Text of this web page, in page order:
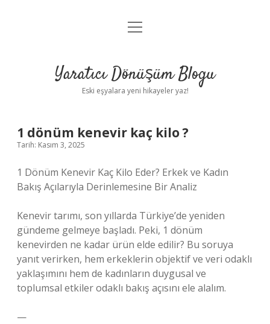
Anasayfa
Yasal Uyarı
menüyü
Yaratıcı Dönüşüm Blogu
Eski eşyalara yeni hikayeler yaz!
1 dönüm kenevir kaç kilo ?
Tarih: Kasım 3, 2025
1 Dönüm Kenevir Kaç Kilo Eder? Erkek ve Kadın
Bakış Açılarıyla Derinlemesine Bir Analiz
Kenevir tarımı, son yıllarda Türkiye’de yeniden
gündeme gelmeye başladı. Peki, 1 dönüm
kenevirden ne kadar ürün elde edilir? Bu soruya
yanıt verirken, hem erkeklerin objektif ve veri odaklı
yaklaşımını hem de kadınların duygusal ve
toplumsal etkiler odaklı bakış açısını ele alalım.
—